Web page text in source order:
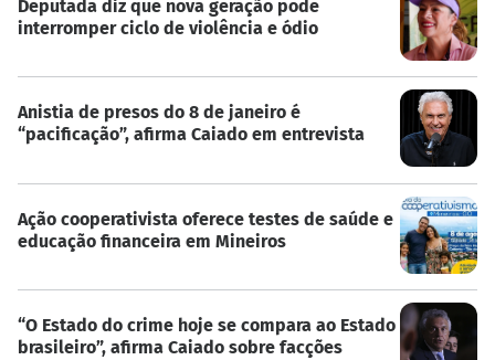
Deputada diz que nova geração pode
interromper ciclo de violência e ódio
Anistia de presos do 8 de janeiro é
“pacificação”, afirma Caiado em entrevista
Ação cooperativista oferece testes de saúde e
educação financeira em Mineiros
“O Estado do crime hoje se compara ao Estado
brasileiro”, afirma Caiado sobre facções